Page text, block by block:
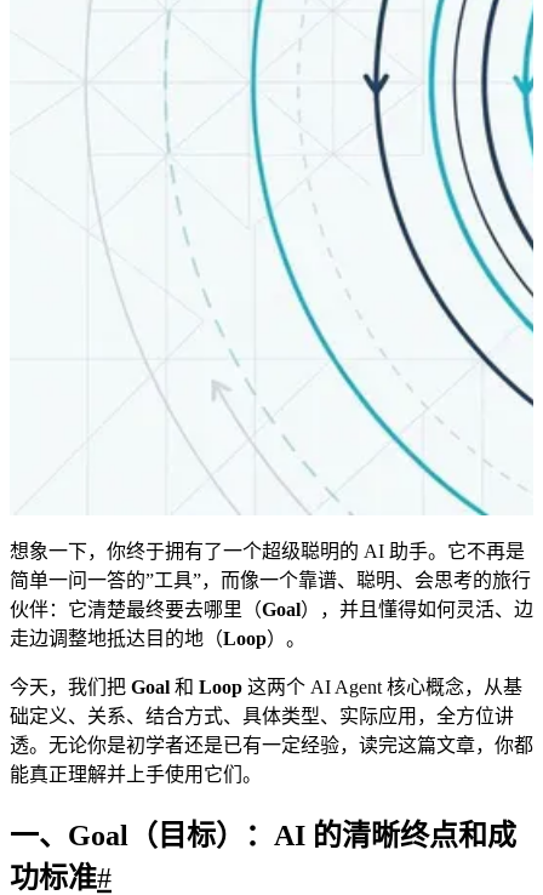
想象一下，你终于拥有了一个超级聪明的 AI 助手。它不再是
简单一问一答的”工具”，而像一个靠谱、聪明、会思考的旅行
伙伴：它清楚最终要去哪里（Goal），并且懂得如何灵活、边
走边调整地抵达目的地（Loop）。
今天，我们把 Goal 和 Loop 这两个 AI Agent 核心概念，从基
础定义、关系、结合方式、具体类型、实际应用，全方位讲
透。无论你是初学者还是已有一定经验，读完这篇文章，你都
能真正理解并上手使用它们。
一、Goal（目标）：AI 的清晰终点和成
功标准#